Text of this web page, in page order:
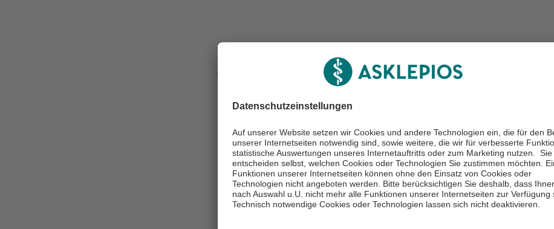
Deutschlandticket für Mitarbeitende
eine finanzielle Unterstützung für den Kauf des Deutschlandtickets
das Monat für Monat. Wir möchten damit den Anreiz erhöhen, das
auch für den Arbeitsweg immer öfter stehen zu lassen und einen
Beitrag zum Klimaschutz leisten zu können.